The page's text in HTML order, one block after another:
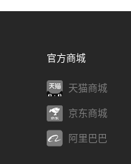
官方商城
天猫商城
京东商城
阿里巴巴